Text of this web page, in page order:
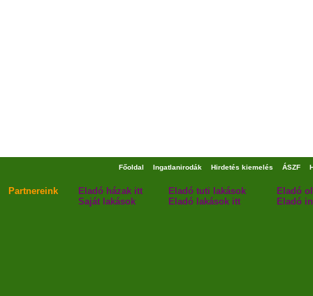
Főoldal Ingatlanirodák Hirdetés kiemelés ÁSZF
Partnereink Eladó házak itt Eladó tuti lakások
Eladó
Saját lakások
Eladó lakások itt Eladó